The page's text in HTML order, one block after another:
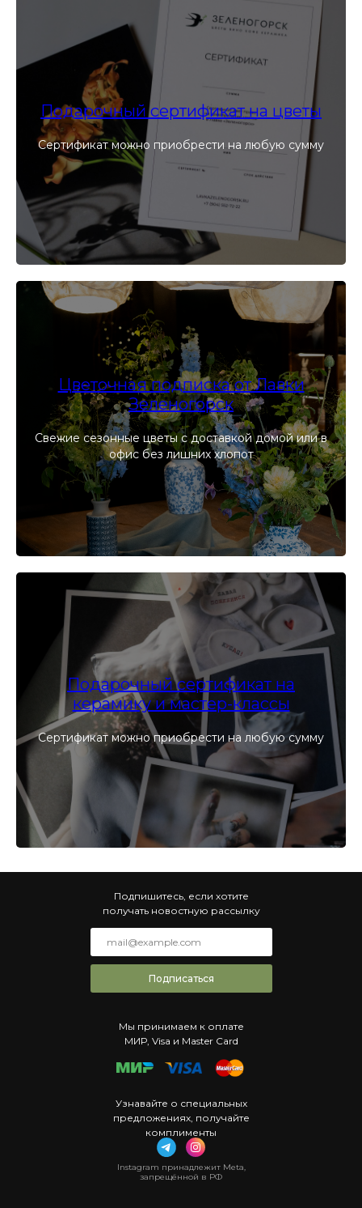
Подарочный сертификат на цветы
Сертификат можно приобрести на любую сумму
Цветочная подписка от Лавки
Зеленогорск
Свежие сезонные цветы с доставкой домой или в
офис без лишних хлопот
Подарочный сертификат на
керамику и мастер-классы
Сертификат можно приобрести на любую сумму
Узнавайте о специальных
предложениях, получайте
комплименты
Мы принимаем к оплате
МИР, Visa и Master Card
Instagram принадлежит Meta,
запрещённой в РФ
Подписаться
Подпишитесь, если хотите
получать новостную рассылку